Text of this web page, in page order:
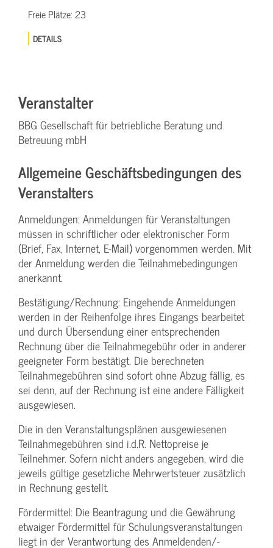
Freie Plätze:23
DETAILS
Veranstalter
BBG Gesellschaft für betriebliche Beratung und
Betreuung mbH
Allgemeine Geschäftsbedingungen des
Veranstalters
Anmeldungen: Anmeldungen für Veranstaltungen
müssen in schriftlicher oder elektronischer Form
(Brief, Fax, Internet, E-Mail) vorgenommen werden. Mit
der Anmeldung werden die Teilnahme­bedingungen
anerkannt.
Bestätigung­/Rechnung: Eingehende Anmeldungen
werden in der Reihenfolge ihres Eingangs bearbeitet
und durch Übersendung einer entsprechenden
Rechnung über die Teilnahmegebühr oder in anderer
geeigneter Form bestätigt. Die berechneten
Teilnahmegebühren sind sofort ohne Abzug fällig, es
sei denn, auf der Rechnung ist eine andere Fälligkeit
ausgewiesen.
Die in den Veranstaltungsplänen ausgewiesenen
Teilnahmegebühren sind i.d.R. Nettopreise je
Teilnehmer. Sofern nicht anders angegeben, wird die
jeweils gültige gesetzliche Mehrwertsteuer zusätzlich
in Rechnung gestellt.
Fördermittel: Die Beantragung und die Gewährung
etwaiger Fördermittel für Schulungs­veranstaltungen
liegt in der Verantwortung des Anmeldenden/­